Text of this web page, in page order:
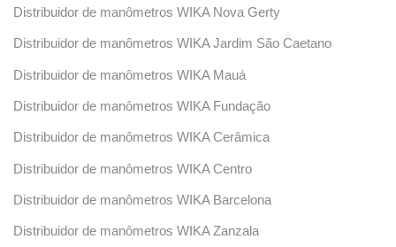
Distribuidor de manômetros WIKA Nova Gerty
Distribuidor de manômetros WIKA Jardim São Caetano
Distribuidor de manômetros WIKA Mauá
Distribuidor de manômetros WIKA Fundação
Distribuidor de manômetros WIKA Cerâmica
Distribuidor de manômetros WIKA Centro
Distribuidor de manômetros WIKA Barcelona
Distribuidor de manômetros WIKA Zanzala